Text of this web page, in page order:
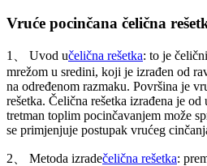
Vruće pocinčana čelična
1、 Uvod učelična rešetka: to je
mrežom u sredini, koji je izrađen od
na određenom razmaku. Površina je
rešetka. Čelična rešetka izrađena je
tretman toplim pocinčavanjem može
se primjenjuje postupak vrućeg
2、 Metoda izradečelična rešetka: